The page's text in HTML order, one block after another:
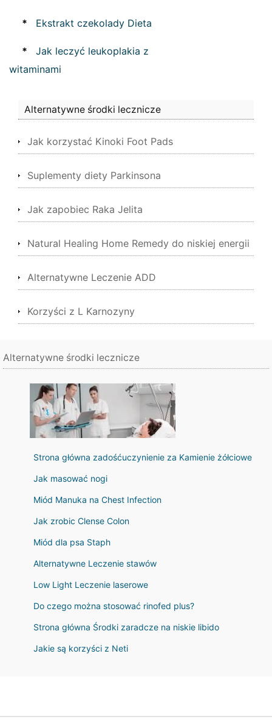
* Ekstrakt czekolady Dieta
*
Jak leczyć leukoplakia z
witaminami
Alternatywne środki lecznicze
Jak korzystać Kinoki Foot Pads
Suplementy diety Parkinsona
Jak zapobiec Raka Jelita
Natural Healing Home Remedy do niskiej energii
Alternatywne Leczenie ADD
Korzyści z L Karnozyny
Alternatywne środki lecznicze
Strona główna zadośćuczynienie za Kamienie żółciowe
Jak masować nogi
Miód Manuka na Chest Infection
Jak zrobic Clense Colon
Miód dla psa Staph
Alternatywne Leczenie stawów
Low Light Leczenie laserowe
Do czego można stosować rinofed plus?
Strona główna Środki zaradcze na niskie libido
Jakie są korzyści z Neti